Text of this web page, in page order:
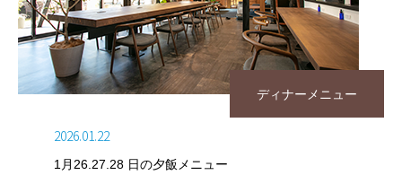
ディナーメニュー
2026.01.22
1月26.27.28 日の夕飯メニュー